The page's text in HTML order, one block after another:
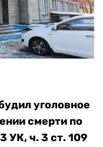
уголовное
смерти по
УК, ч. 3 ст. 109